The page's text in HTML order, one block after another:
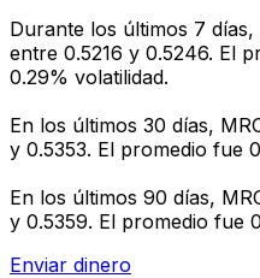
Durante los últimos 7
entre 0.5216 y 0.5246. El
0.29% volatilidad.
En los últimos 30 días,
y 0.5353. El promedio fue
En los últimos 90 días,
y 0.5359. El promedio fue
Enviar dinero